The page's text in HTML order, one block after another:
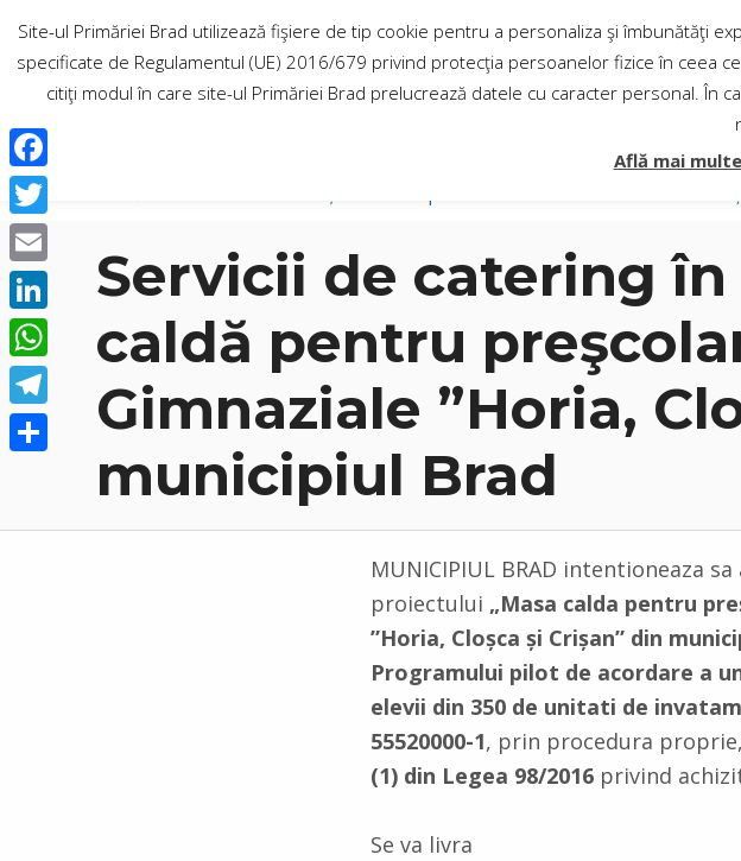
PRIMĂRIA MUNICIPIULUI BRAD
Site-ul
Servicii de catering
caldă pentru
Gimnaziale ”Horia,
municipiul Brad
MUNICIPIUL BRAD intentioneaza
proiectului „Masa calda pentru
”Horia, Cloșca și Crișan” din
Programului pilot de acordare a
elevii din 350 de unitati de
55520000-1, prin procedura
(1) din Legea 98/2016 privind
Se va livra
F
a
c
e
b
o
o
k
T
w
i
t
t
e
r
E
m
a
i
L
i
n
k
W
h
a
s
T
e
e
Site-ul Primăriei Brad utilizează fişiere de tip cookie pentru a personaliza şi îmbunătăţi
specificate de Regulamentul (UE) 2016/679 privind protecţia persoanelor fizice în ceea
citiţi modul în care site-ul Primăriei Brad prelucrează datele cu caracter personal. În
Află mai